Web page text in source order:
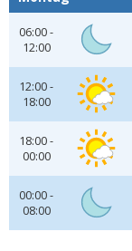
06:00 -
12:00
12:00 -
18:00
18:00 -
00:00
00:00 -
08:00